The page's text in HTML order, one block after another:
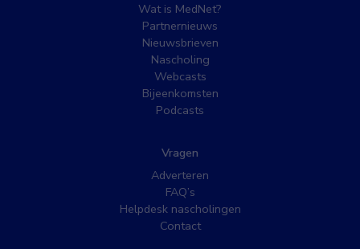
Wat is MedNet?
Partnernieuws
Nieuwsbrieven
Nascholing
Webcasts
Bijeenkomsten
Podcasts
Vragen
Adverteren
FAQ’s
Helpdesk nascholingen
Contact